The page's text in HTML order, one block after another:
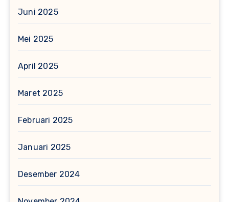
Juni 2025
Mei 2025
April 2025
Maret 2025
Februari 2025
Januari 2025
Desember 2024